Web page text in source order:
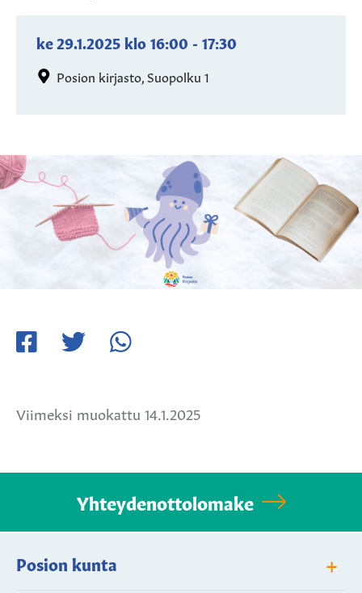
ke 29.1.2025klo16:00 - 17:30
Posion kirjasto, Suopolku 1
Viimeksi muokattu 14.1.2025
Yhteydenottolomake
Posion kunta +